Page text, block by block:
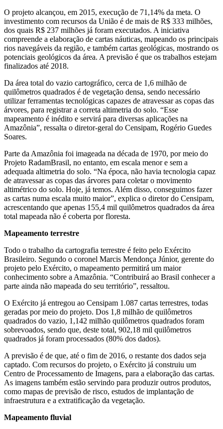
O projeto alcançou, em 2015, execução de 71,14% da meta. O
investimento com recursos da União é de mais de R$ 333 milhões,
dos quais R$ 237 milhões já foram executados. A iniciativa
compreende a elaboração de cartas náuticas, mapeando os principais
rios navegáveis da região, e também cartas geológicas, mostrando os
potenciais geológicos da área. A previsão é que os trabalhos estejam
finalizados até 2018.
Da área total do vazio cartográfico, cerca de 1,6 milhão de
quilômetros quadrados é de vegetação densa, sendo necessário
utilizar ferramentas tecnológicas capazes de atravessar as copas das
árvores, para registrar a correta altimetria do solo. “Esse
mapeamento é inédito e servirá para diversas aplicações na
Amazônia”, ressalta o diretor-geral do Censipam, Rogério Guedes
Soares.
Parte da Amazônia foi imageada na década de 1970, por meio do
Projeto RadamBrasil, no entanto, em escala menor e sem a
adequada altimetria do solo. “Na época, não havia tecnologia capaz
de atravessar as copas das árvores para coletar o movimento
altimétrico do solo. Hoje, já temos. Além disso, conseguimos fazer
as cartas numa escala muito maior”, explica o diretor do Censipam,
acrescentando que apenas 155,4 mil quilômetros quadrados da área
total mapeada não é coberta por floresta.
Mapeamento terrestre
Todo o trabalho da cartografia terrestre é feito pelo Exército
Brasileiro. Segundo o coronel Marcis Mendonça Júnior, gerente do
projeto pelo Exército, o mapeamento permitirá um maior
conhecimento sobre a Amazônia. “Contribuirá ao Brasil conhecer a
parte ainda não mapeada do seu território”, ressaltou.
O Exército já entregou ao Censipam 1.087 cartas terrestres, todas
geradas por meio do projeto. Dos 1,8 milhão de quilômetros
quadrados do vazio, 1,142 milhão quilômetros quadrados foram
sobrevoados, sendo que, deste total, 902,18 mil quilômetros
quadrados já foram processados (80% dos dados).
A previsão é de que, até o fim de 2016, o restante dos dados seja
captado. Com recursos do projeto, o Exército já construiu um
Centro de Processamento de Imagens, para a elaboração das cartas.
As imagens também estão servindo para produzir outros produtos,
como mapas de previsão de risco, estudos de implantação de
infraestrutura e a extratificação da vegetação.
Mapeamento fluvial